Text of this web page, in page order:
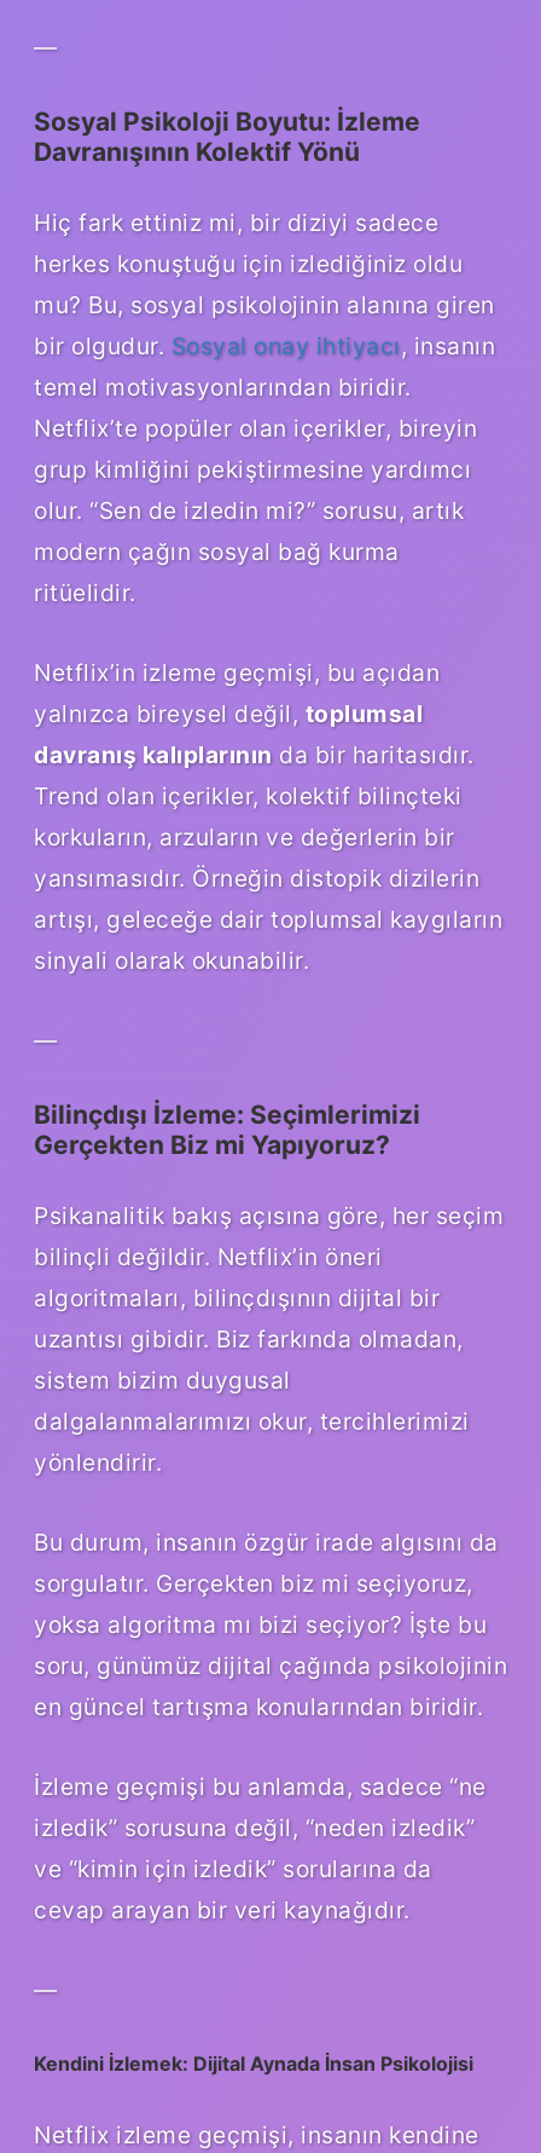
—
Sosyal Psikoloji Boyutu: İzleme
Davranışının Kolektif Yönü
Hiç fark ettiniz mi, bir diziyi sadece
herkes konuştuğu için izlediğiniz oldu
mu? Bu, sosyal psikolojinin alanına giren
bir olgudur. Sosyal onay ihtiyacı, insanın
temel motivasyonlarından biridir.
Netflix’te popüler olan içerikler, bireyin
grup kimliğini pekiştirmesine yardımcı
olur. “Sen de izledin mi?” sorusu, artık
modern çağın sosyal bağ kurma
ritüelidir.
Netflix’in izleme geçmişi, bu açıdan
yalnızca bireysel değil, toplumsal
davranış kalıplarınında bir haritasıdır.
Trend olan içerikler, kolektif bilinçteki
korkuların, arzuların ve değerlerin bir
yansımasıdır. Örneğin distopik dizilerin
artışı, geleceğe dair toplumsal kaygıların
sinyali olarak okunabilir.
—
Bilinçdışı İzleme: Seçimlerimizi
Gerçekten Biz mi Yapıyoruz?
Psikanalitik bakış açısına göre, her seçim
bilinçli değildir. Netflix’in öneri
algoritmaları, bilinçdışının dijital bir
uzantısı gibidir. Biz farkında olmadan,
sistem bizim duygusal
dalgalanmalarımızı okur, tercihlerimizi
yönlendirir.
Bu durum, insanın özgür irade algısını da
sorgulatır. Gerçekten biz mi seçiyoruz,
yoksa algoritma mı bizi seçiyor? İşte bu
soru, günümüz dijital çağında psikolojinin
en güncel tartışma konularından biridir.
İzleme geçmişi bu anlamda, sadece “ne
izledik” sorusuna değil, “neden izledik”
ve “kimin için izledik” sorularına da
cevap arayan bir veri kaynağıdır.
—
Kendini İzlemek: Dijital Aynada İnsan Psikolojisi
Netflix izleme geçmişi, insanın kendine